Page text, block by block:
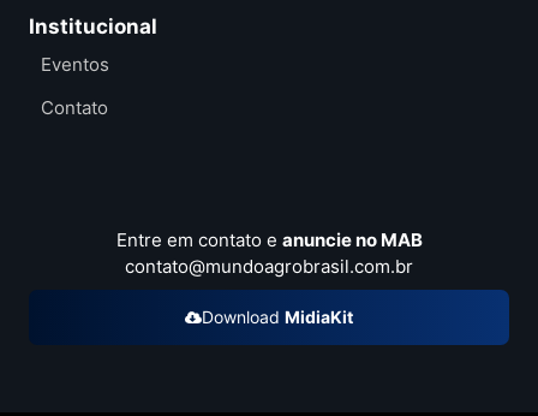
Institucional
Eventos
Contato
Entre em contato e anuncie no MAB
contato@mundoagrobrasil.com.br
Download MidiaKit